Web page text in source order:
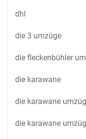
dhl
die 3 umzüge
die fleckenbühler
die karawane
die karawane
die karawane